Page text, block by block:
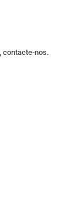
contacte-nos.